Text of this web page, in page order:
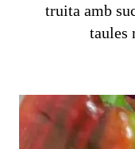
truita amb
taules